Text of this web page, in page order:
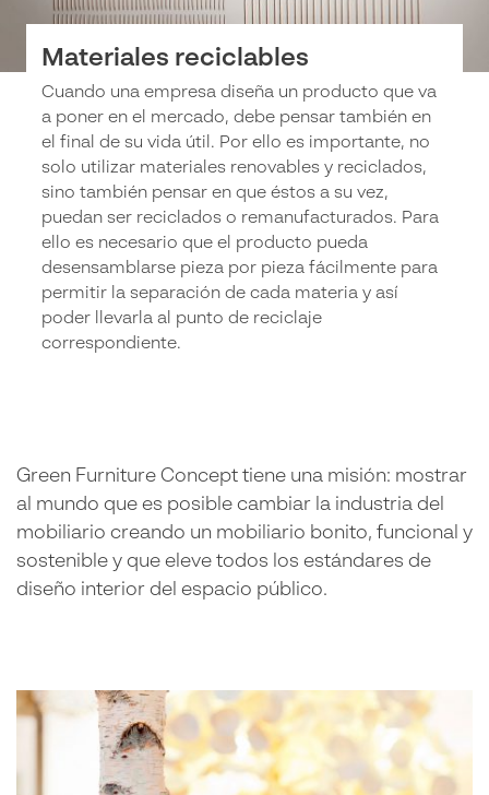
Materiales reciclables
Cuando una empresa diseña un producto que va
a poner en el mercado, debe pensar también en
el final de su vida útil. Por ello es importante, no
solo utilizar materiales renovables y reciclados,
sino también pensar en que éstos a su vez,
puedan ser reciclados o remanufacturados. Para
ello es necesario que el producto pueda
desensamblarse pieza por pieza fácilmente para
permitir la separación de cada materia y así
poder llevarla al punto de reciclaje
correspondiente.
Green Furniture Concept tiene una misión: mostrar
al mundo que es posible cambiar la industria del
mobiliario creando un mobiliario bonito, funcional y
sostenible y que eleve todos los estándares de
diseño interior del espacio público.